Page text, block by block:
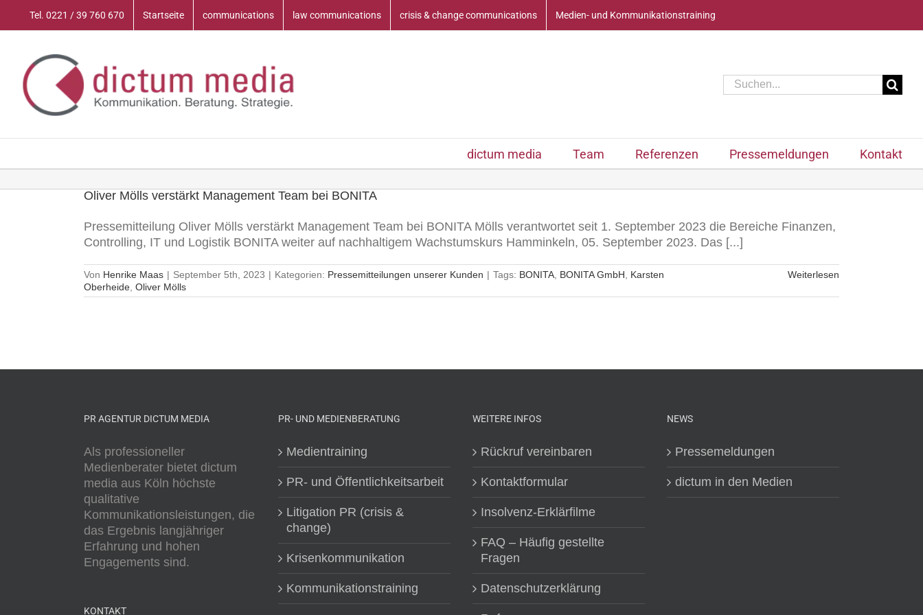
Tel. 0221 / 39 760 670 Startseite communications law communications crisis & change communications Medien- und Kommunikationstraining
Suche
nach:
dictum media Team Referenzen Pressemeldungen Kontakt
Oliver Mölls verstärkt Management Team bei BONITA
Pressemitteilung Oliver Mölls verstärkt Management Team bei BONITA Mölls verantwortet seit 1. September 2023 die Bereiche Finanzen,
Controlling, IT und Logistik BONITA weiter auf nachhaltigem Wachstumskurs Hamminkeln, 05. September 2023. Das [...]
Von Henrike Maas | September 5th, 2023 | Kategorien: Pressemitteilungen unserer Kunden | Tags: BONITA BONITA GmbH
Karsten
Oberheide Oliver Mölls
Weiterlesen
PR AGENTUR DICTUM MEDIA
Als professioneller
Medienberater bietet dictum
media aus Köln höchste
qualitative
Kommunikationsleistungen, die
das Ergebnis langjähriger
Erfahrung und hohen
Engagements sind.
KONTAKT
PR- UND MEDIENBERATUNG
Medientraining
PR- und Öffentlichkeitsarbeit
Litigation PR (crisis &
change)
Krisenkommunikation
Kommunikationstraining
WEITERE INFOS
Rückruf vereinbaren
Kontaktformular
Insolvenz-Erklärfilme
FAQ – Häufig gestellte
Fragen
Datenschutzerklärung
NEWS
Pressemeldungen
dictum in den Medien